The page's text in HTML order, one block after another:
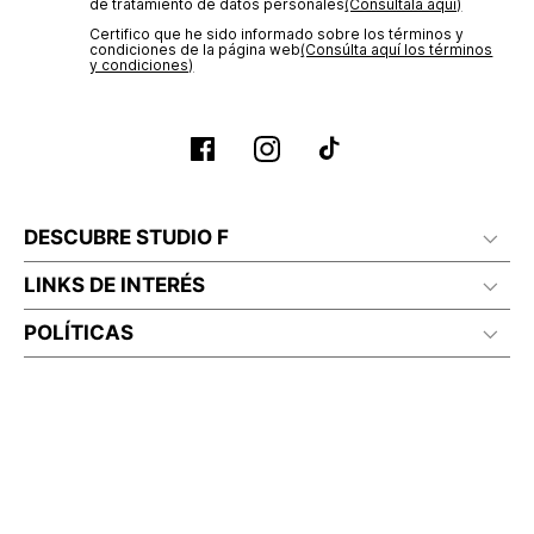
de tratamiento de datos personales‎(Consúltala aquí)
Certifico que he sido informado sobre los términos y
condiciones de la página web‎(Consúlta aquí los términos
y condiciones)
DESCUBRE STUDIO F
LINKS DE INTERÉS
POLÍTICAS